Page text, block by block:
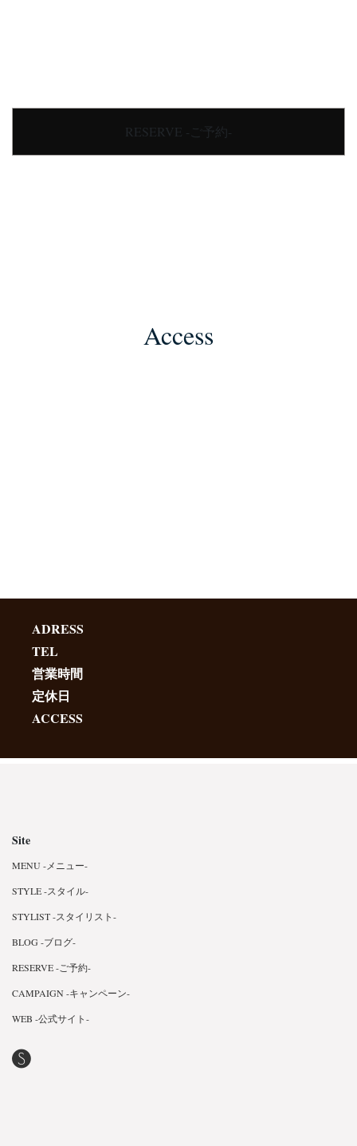
RESERVE -ご予約-
Access
ADRESS
TEL
営業時間
定休日
ACCESS
Site
MENU -メニュー-
STYLE -スタイル-
STYLIST -スタイリスト-
BLOG -ブログ-
RESERVE -ご予約-
CAMPAIGN -キャンペーン-
WEB -公式サイト-